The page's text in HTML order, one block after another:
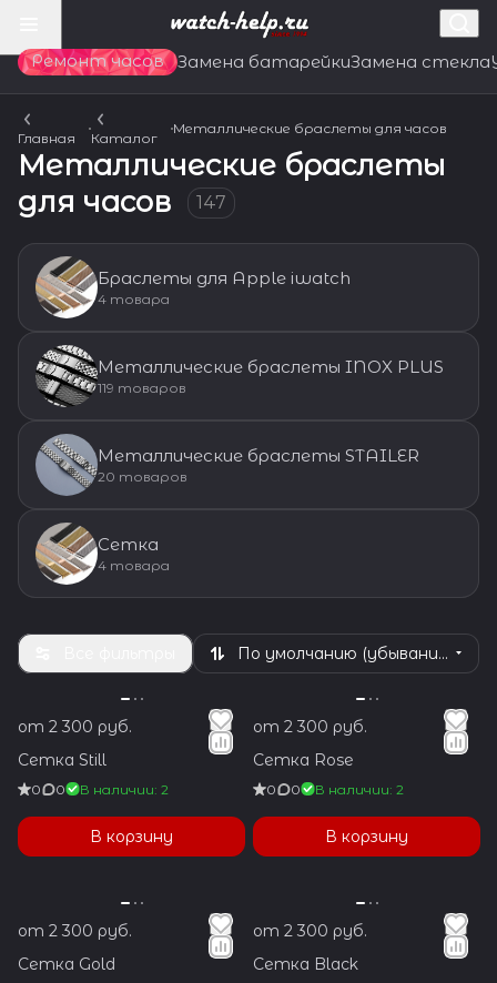
Ремонт часов Замена батарейкиЗамена стекла
Главная Каталог
Металлические браслеты для часов
Металлические браслеты
для часов
147
Браслеты для Apple iwatch
4 товара
Металлические браслеты INOX PLUS
119 товаров
Металлические браслеты STAILER
20 товаров
Сетка
4 товара
По умолчанию (убывание)
от 2 300 руб.
Сетка Still
0 0 В наличии: 2
В корзину
от 2 300 руб.
Сетка Rose
0 0 В наличии: 2
В корзину
от 2 300 руб.
Сетка Gold
от 2 300 руб.
Сетка Black